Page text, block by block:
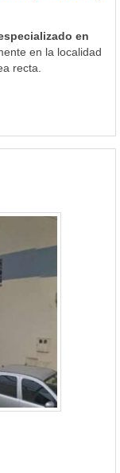
en
en la localidad
recta.